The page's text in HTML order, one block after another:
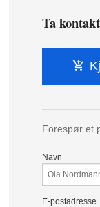
Ta
Forespør et
Navn
E-postadresse